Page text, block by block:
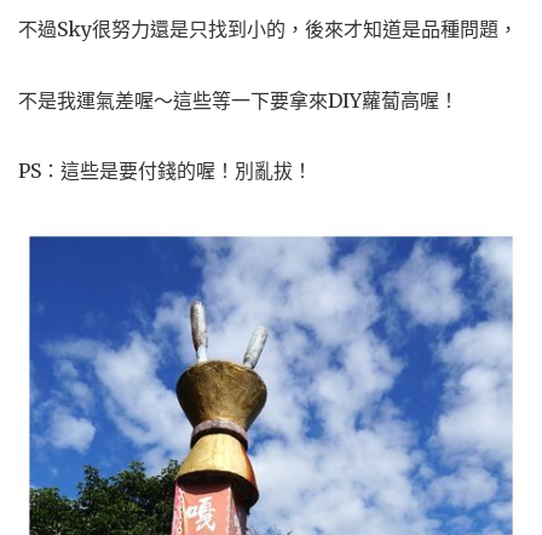
不過Sky很努力還是只找到小的，後來才知道是品種問題，
不是我運氣差喔～這些等一下要拿來DIY蘿蔔高喔！
PS：這些是要付錢的喔！別亂拔！